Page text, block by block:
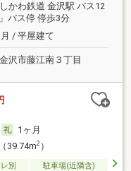
しかわ鉄道 金沢駅 バス12
バス停 停歩3分
/ 平屋建て
沢市藤江南３丁目
1ヶ月
39.74m2）
別
駐車場(近隣含)